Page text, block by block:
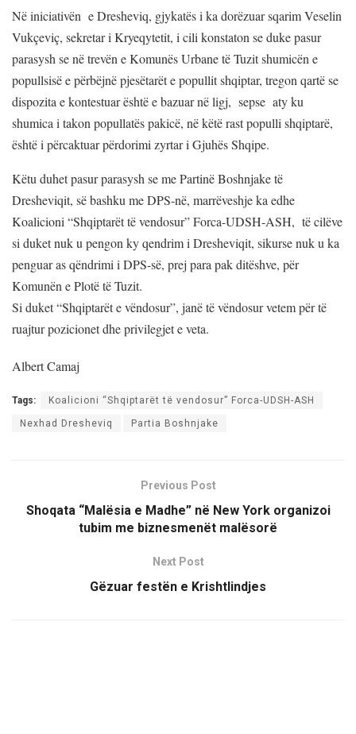
Në iniciativën e Dresheviq, gjykatës i ka dorëzuar sqarim Veselin
Vukçeviç, sekretar i Kryeqytetit, i cili konstaton se duke pasur
parasysh se në trevën e Komunës Urbane të Tuzit shumicën e
popullsisë e përbëjnë pjesëtarët e popullit shqiptar, tregon qartë se
dispozita e kontestuar është e bazuar në ligj, sepse aty ku
shumica i takon popullatës pakicë, në këtë rast populli shqiptarë,
është i përcaktuar përdorimi zyrtar i Gjuhës Shqipe.
Këtu duhet pasur parasysh se me Partinë Boshnjake të
Dresheviqit, së bashku me DPS-në, marrëveshje ka edhe
Koalicioni “Shqiptarët të vendosur” Forca-UDSH-ASH, të cilëve
si duket nuk u pengon ky qendrim i Dresheviqit, sikurse nuk u ka
penguar as qëndrimi i DPS-së, prej para pak ditëshve, për
Komunën e Plotë të Tuzit.
Si duket “Shqiptarët e vëndosur”, janë të vëndosur vetem për të
ruajtur pozicionet dhe privilegjet e veta.
Albert Camaj
Tags: Koalicioni “Shqiptarët të vendosur” Forca-UDSH-ASH
Nexhad Dresheviq Partia Boshnjake
Previous Post
Shoqata “Malësia e Madhe” në New York organizoi
tubim me biznesmenët malësorë
Next Post
Gëzuar festën e Krishtlindjes